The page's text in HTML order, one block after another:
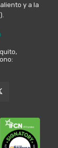
y a la